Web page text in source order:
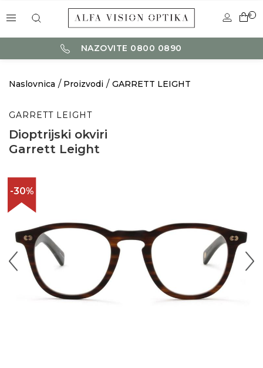
0
NAZOVITE 0800 0890
Naslovnica Proizvodi GARRETT LEIGHT
GARRETT LEIGHT
Dioptrijski okviri
Garrett Leight
-30%